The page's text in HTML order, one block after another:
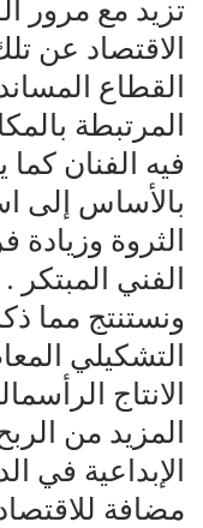
تزيد مع مرور
الاقتصاد عن
القطاع
المرتبطة
فيه الفنان
بالأساس إلى
الثروة
الفني المبتكر .
ونستنتج مما
التشكيلي
الانتاج
المزيد من
الإبداعية في
مضافة